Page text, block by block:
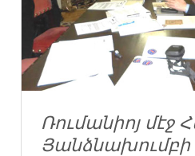
Ռումանիոյ մէջ
Յանձնախումբի